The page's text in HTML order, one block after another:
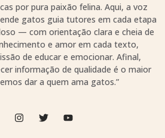
por pura paixão felina. Aqui, a voz
gatos guia tutores em cada etapa
— com orientação clara e cheia de
e amor em cada texto,
de educar e emocionar. Afinal,
informação de qualidade é o maior
dar a quem ama gatos.”